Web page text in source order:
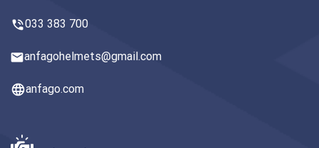
033 383 700
anfagohelmets@gmail.com
anfago.com